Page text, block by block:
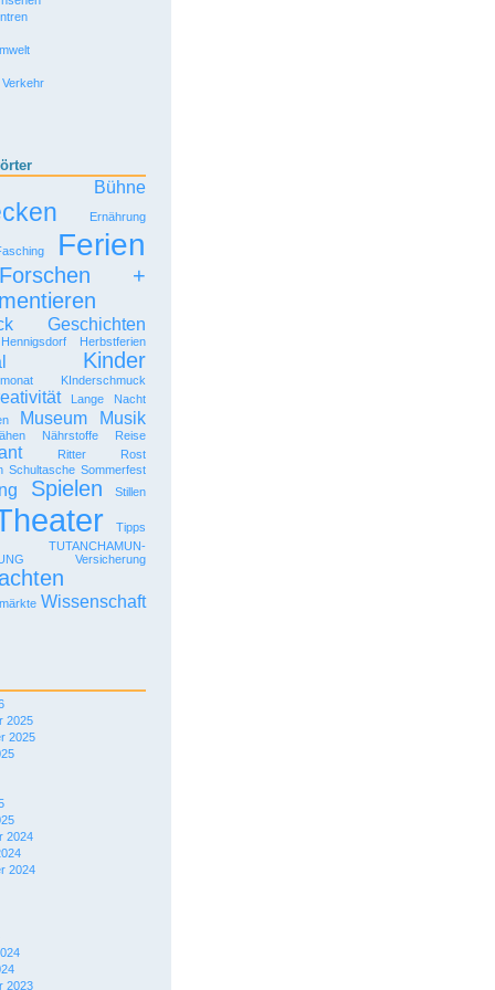
Bühne
Ernährung
Ferien
Forschen +
Geschichten
Hennigsdorf Herbstferien
Kinder
KInderschmuck
Lange Nacht
Museum Musik
Nährstoffe Reise
Ritter Rost
Schultasche Sommerfest
Spielen Stillen
Tipps
TUTANCHAMUN-
Versicherung
Wissenschaft
2025
2025
2024
2024
2023